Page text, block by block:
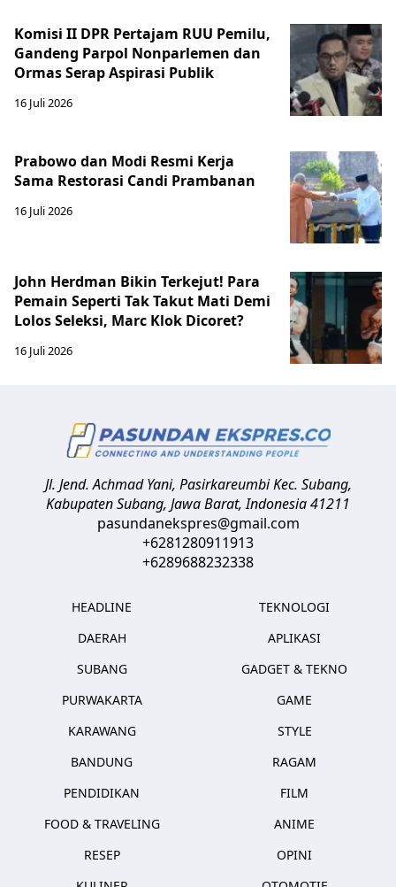
Komisi II DPR Pertajam RUU Pemilu,
Gandeng Parpol Nonparlemen dan
Ormas Serap Aspirasi Publik
16 Juli 2026
Prabowo dan Modi Resmi Kerja
Sama Restorasi Candi Prambanan
16 Juli 2026
John Herdman Bikin Terkejut! Para
Pemain Seperti Tak Takut Mati Demi
Lolos Seleksi, Marc Klok Dicoret?
16 Juli 2026
Jl. Jend. Achmad Yani, Pasirkareumbi Kec. Subang,
Kabupaten Subang, Jawa Barat,Indonesia41211
pasundanekspres@gmail.com
+6281280911913
+6289688232338
HEADLINE
DAERAH
SUBANG
PURWAKARTA
KARAWANG
BANDUNG
PENDIDIKAN
FOOD & TRAVELING
RESEP
TEKNOLOGI
APLIKASI
GADGET & TEKNO
GAME
STYLE
RAGAM
FILM
ANIME
OPINI